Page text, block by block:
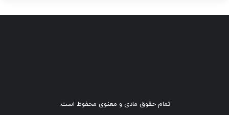
تمام حقوق مادی و معنوی محفوظ است.